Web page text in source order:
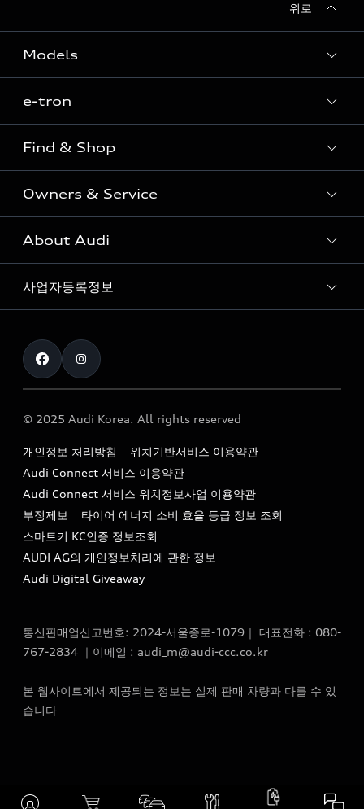
위로
Models
Sedan
SUV
Coupe
S range
e-tron
e-tron
Find & Shop
전시장/AAP 전시장/AS센터
아우디 신차 재고
아우디 모델 비교하기
아우디 공식 인증 중고차
The new Audi A6 Taste Drive 이벤트
Owners & Service
고객안내
Audi Connect
myAudiworld
내비게이션 데이터 다운로드
아우디 영상 매뉴얼
서비스 센터
서비스 프로그램
아우디 e-tron 케어 프로그램
사설수리업체를 위한 권고사항
About Audi
아우디 브랜드
Formula 1
Audi Story
아우디코리아 소식
아우디코리아 소개
아우디 스토리
아우디 브랜드 히스토리
quattro 시스템
사업자등록정보
통신판매업신고번호 : 2024-서울종로-1079
대표자명 : 틸 셰어
딩)
이메일 : audi_m@audi-ccc.co.kr
© 2025 Audi Korea. All rights reserved
개인정보 처리방침
위치기반서비스 이용약관
Audi Connect 서비스 이용약관
Audi Connect 서비스 위치정보사업 이용약관
부정제보
타이어 에너지 소비 효율 등급 정보 조회
스마트키 KC인증 정보조회
AUDI AG의 개인정보처리에 관한 정보
Audi Digital Giveaway
통신판매업신고번호: 2024-서울종로-1079｜ 대표전화 : 080-
767-2834 ｜이메일 : audi_m@audi-ccc.co.kr
본 웹사이트에서 제공되는 정보는 실제 판매 차량과 다를 수 있
습니다